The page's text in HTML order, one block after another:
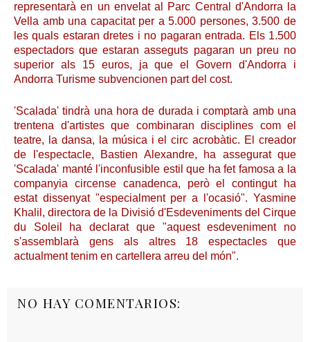
representarà en un envelat al Parc Central d'Andorra la
Vella amb una capacitat per a 5.000 persones, 3.500 de
les quals estaran dretes i no pagaran entrada. Els 1.500
espectadors que estaran asseguts pagaran un preu no
superior als 15 euros, ja que el Govern d'Andorra i
Andorra Turisme subvencionen part del cost.
'Scalada' tindrà una hora de durada i comptarà amb una
trentena d'artistes que combinaran disciplines com el
teatre, la dansa, la música i el circ acrobàtic. El creador
de l'espectacle, Bastien Alexandre, ha assegurat que
'Scalada' manté l'inconfusible estil que ha fet famosa a la
companyia circense canadenca, però el contingut ha
estat dissenyat "especialment per a l'ocasió". Yasmine
Khalil, directora de la Divisió d'Esdeveniments del Cirque
du Soleil ha declarat que "aquest esdeveniment no
s'assemblarà gens als altres 18 espectacles que
actualment tenim en cartellera arreu del món".
NO HAY COMENTARIOS: